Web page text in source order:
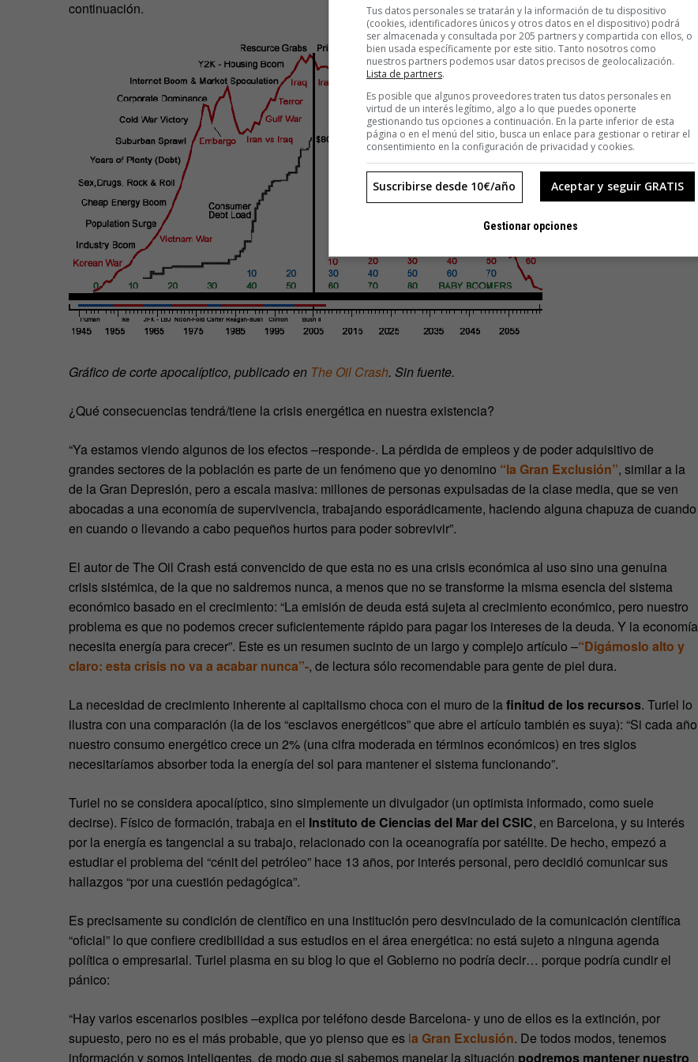
continuación.
Gráfico de corte apocalíptico, publicado en The Oil Crash. Sin fuente.
¿Qué consecuencias tendrá/tiene la crisis energética en nuestra existencia?
“Ya estamos viendo algunos de los efectos –responde-. La pérdida de empleos y de poder adquisitivo de
grandes sectores de la población es parte de un fenómeno que yo denomino “la Gran Exclusión”, similar a la
de la Gran Depresión, pero a escala masiva: millones de personas expulsadas de la clase media, que se ven
abocadas a una economía de supervivencia, trabajando esporádicamente, haciendo alguna chapuza de cuando
en cuando o llevando a cabo pequeños hurtos para poder sobrevivir”.
El autor de The Oil Crash está convencido de que esta no es una crisis económica al uso sino una genuina
crisis sistémica, de la que no saldremos nunca, a menos que no se transforme la misma esencia del sistema
económico basado en el crecimiento: “La emisión de deuda está sujeta al crecimiento económico, pero nuestro
problema es que no podemos crecer suficientemente rápido para pagar los intereses de la deuda. Y la economía
necesita energía para crecer”. Este es un resumen sucinto de un largo y complejo artículo –“Digámoslo alto y
claro: esta crisis no va a acabar nunca”-, de lectura sólo recomendable para gente de piel dura.
La necesidad de crecimiento inherente al capitalismo choca con el muro de la finitud de los recursos. Turiel lo
ilustra con una comparación (la de los “esclavos energéticos” que abre el artículo también es suya): “Si cada año
nuestro consumo energético crece un 2% (una cifra moderada en términos económicos) en tres siglos
necesitaríamos absorber toda la energía del sol para mantener el sistema funcionando”.
Turiel no se considera apocalíptico, sino simplemente un divulgador (un optimista informado, como suele
decirse). Físico de formación, trabaja en el Instituto de Ciencias del Mar del CSIC, en Barcelona, y su interés
por la energía es tangencial a su trabajo, relacionado con la oceanografía por satélite. De hecho, empezó a
estudiar el problema del “cénit del petróleo” hace 13 años, por interés personal, pero decidió comunicar sus
hallazgos “por una cuestión pedagógica”.
Es precisamente su condición de científico en una institución pero desvinculado de la comunicación científica
“oficial” lo que confiere credibilidad a sus estudios en el área energética: no está sujeto a ninguna agenda
política o empresarial. Turiel plasma en su blog lo que el Gobierno no podría decir… porque podría cundir el
pánico:
“Hay varios escenarios posibles –explica por teléfono desde Barcelona- y uno de ellos es la extinción, por
supuesto, pero no es el más probable, que yo pienso que es la Gran Exclusión. De todos modos, tenemos
información y somos inteligentes, de modo que si sabemos manejar la situación podremos mantener nuestro
Tus datos personales se tratarán y la información de tu dispositivo
(cookies, identificadores únicos y otros datos en el dispositivo) podrá
ser almacenada y consultada por 205 partners y compartida con ellos, o
bien usada específicamente por este sitio. Tanto nosotros como
nuestros partners podemos usar datos precisos de geolocalización.
Lista de partners.
Es posible que algunos proveedores traten tus datos personales en
virtud de un interés legítimo, algo a lo que puedes oponerte
gestionando tus opciones a continuación. En la parte inferior de esta
página o en el menú del sitio, busca un enlace para gestionar o retirar el
consentimiento en la configuración de privacidad y cookies.
Aceptar y seguir GRATIS
Suscribirse desde 10€/año
Gestionar opciones